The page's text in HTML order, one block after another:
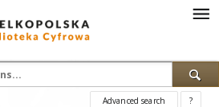
Advanced search ?